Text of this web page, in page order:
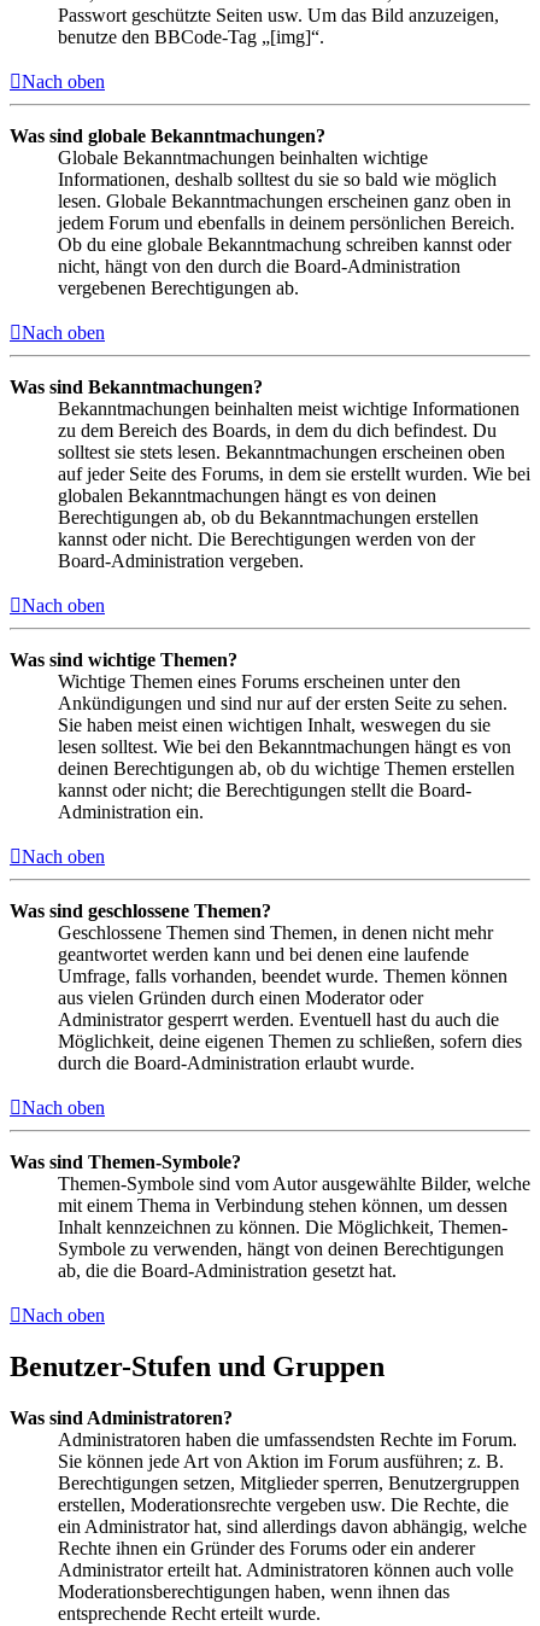
Passwort geschützte Seiten usw. Um das Bild anzuzeigen,
benutze den BBCode-Tag „[img]“.
Nach oben
Was sind globale Bekanntmachungen?
Globale Bekanntmachungen beinhalten wichtige
Informationen, deshalb solltest du sie so bald wie möglich
lesen. Globale Bekanntmachungen erscheinen ganz oben in
jedem Forum und ebenfalls in deinem persönlichen Bereich.
Ob du eine globale Bekanntmachung schreiben kannst oder
nicht, hängt von den durch die Board-Administration
vergebenen Berechtigungen ab.
Nach oben
Was sind Bekanntmachungen?
Bekanntmachungen beinhalten meist wichtige Informationen
zu dem Bereich des Boards, in dem du dich befindest. Du
solltest sie stets lesen. Bekanntmachungen erscheinen oben
auf jeder Seite des Forums, in dem sie erstellt wurden. Wie bei
globalen Bekanntmachungen hängt es von deinen
Berechtigungen ab, ob du Bekanntmachungen erstellen
kannst oder nicht. Die Berechtigungen werden von der
Board-Administration vergeben.
Nach oben
Was sind wichtige Themen?
Wichtige Themen eines Forums erscheinen unter den
Ankündigungen und sind nur auf der ersten Seite zu sehen.
Sie haben meist einen wichtigen Inhalt, weswegen du sie
lesen solltest. Wie bei den Bekanntmachungen hängt es von
deinen Berechtigungen ab, ob du wichtige Themen erstellen
kannst oder nicht; die Berechtigungen stellt die Board-
Administration ein.
Nach oben
Was sind geschlossene Themen?
Geschlossene Themen sind Themen, in denen nicht mehr
geantwortet werden kann und bei denen eine laufende
Umfrage, falls vorhanden, beendet wurde. Themen können
aus vielen Gründen durch einen Moderator oder
Administrator gesperrt werden. Eventuell hast du auch die
Möglichkeit, deine eigenen Themen zu schließen, sofern dies
durch die Board-Administration erlaubt wurde.
Nach oben
Was sind Themen-Symbole?
Themen-Symbole sind vom Autor ausgewählte Bilder, welche
mit einem Thema in Verbindung stehen können, um dessen
Inhalt kennzeichnen zu können. Die Möglichkeit, Themen-
Symbole zu verwenden, hängt von deinen Berechtigungen
ab, die die Board-Administration gesetzt hat.
Nach oben
Benutzer-Stufen und Gruppen
Was sind Administratoren?
Administratoren haben die umfassendsten Rechte im Forum.
Sie können jede Art von Aktion im Forum ausführen; z. B.
Berechtigungen setzen, Mitglieder sperren, Benutzergruppen
erstellen, Moderationsrechte vergeben usw. Die Rechte, die
ein Administrator hat, sind allerdings davon abhängig, welche
Rechte ihnen ein Gründer des Forums oder ein anderer
Administrator erteilt hat. Administratoren können auch volle
Moderationsberechtigungen haben, wenn ihnen das
entsprechende Recht erteilt wurde.